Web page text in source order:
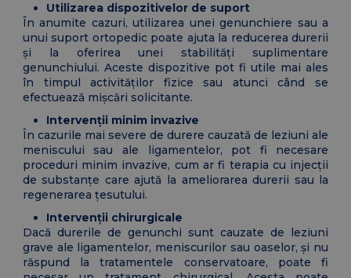
Utilizarea dispozitivelor de suport
În anumite cazuri, utilizarea unei genunchiere sau a
unui suport ortopedic poate ajuta la reducerea durerii
și la oferirea unei stabilități suplimentare
genunchiului. Aceste dispozitive pot fi utile mai ales
în timpul activităților fizice sau atunci când se
efectuează mișcări solicitante.
Intervenții minim invazive
În cazurile mai severe de durere cauzată de leziuni ale
meniscului sau ale ligamentelor, pot fi necesare
proceduri minim invazive, cum ar fi terapia cu injecții
de substanțe care ajută la ameliorarea durerii sau la
regenerarea țesutului.
Intervenții chirurgicale
Dacă durerile de genunchi sunt cauzate de leziuni
grave ale ligamentelor, meniscurilor sau oaselor, și nu
răspund la tratamentele conservatoare, poate fi